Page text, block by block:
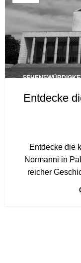
Entdecke
Entdecke die
Normanni in
reicher